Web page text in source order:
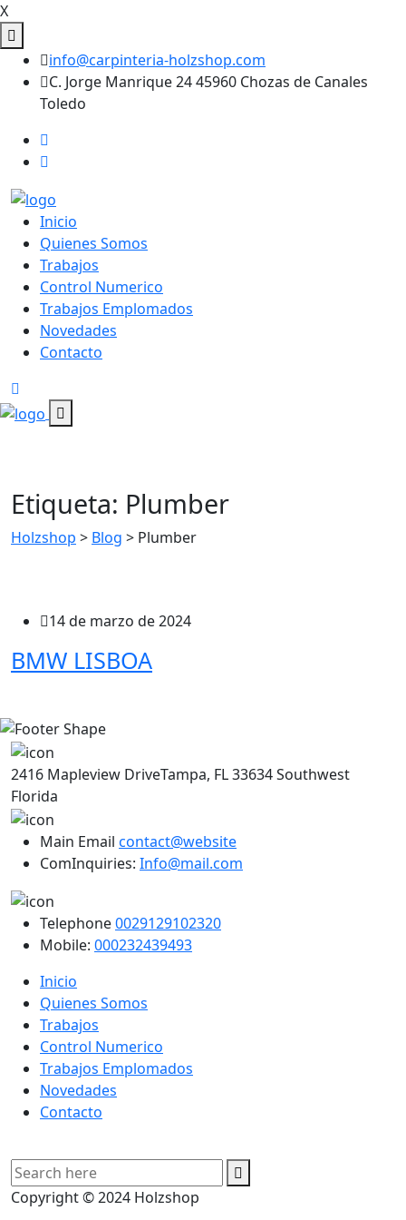
X
info@carpinteria-holzshop.com
C. Jorge Manrique 24 45960 Chozas de Canales
Toledo
Inicio
Quienes Somos
Trabajos
Control Numerico
Trabajos Emplomados
Novedades
Contacto
Etiqueta: Plumber
Holzshop > Blog > Plumber
14 de marzo de 2024
BMW LISBOA
2416 Mapleview DriveTampa, FL 33634 Southwest
Florida
Main Email contact@website
ComInquiries: Info@mail.com
Telephone0029129102320
Mobile: 000232439493
Inicio
Quienes Somos
Trabajos
Control Numerico
Trabajos Emplomados
Novedades
Contacto
Copyright © 2024 Holzshop